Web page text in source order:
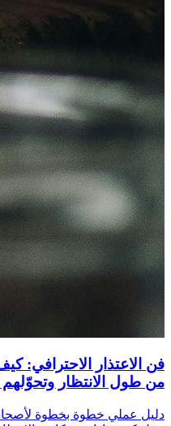
فن الاعتذار الاحترافي:
من طول الانتظار
دليل عملي خطوة بخطوة